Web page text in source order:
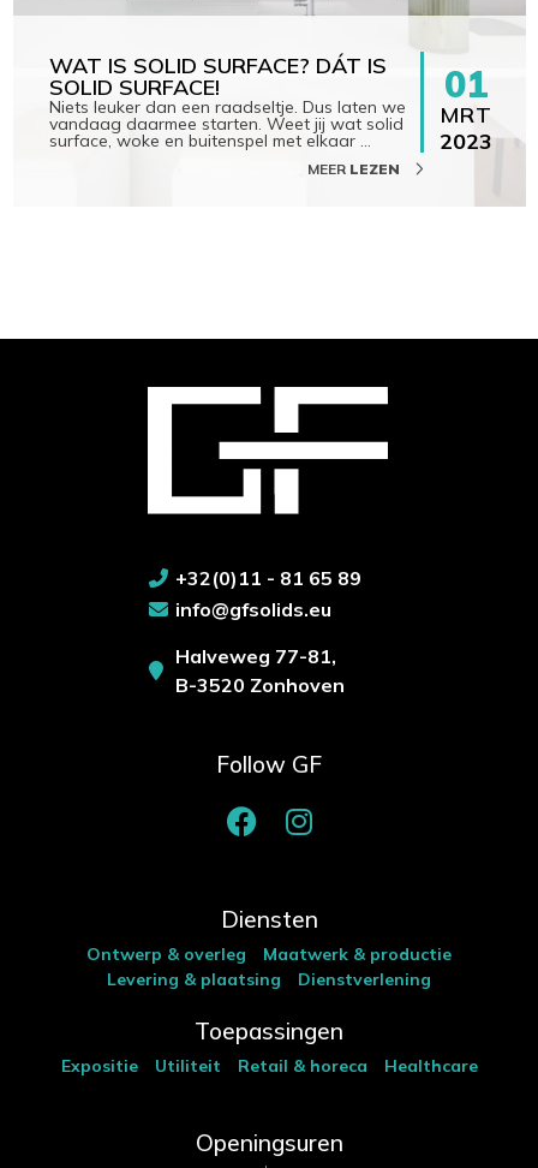
01
MRT
2023
WAT IS SOLID SURFACE? DÁT IS
SOLID SURFACE!
Niets leuker dan een raadseltje. Dus laten we
vandaag daarmee starten. Weet jij wat solid
surface, woke en buitenspel met elkaar …
MEER LEZEN
+32(0)11 - 81 65 89
info@gfsolids.eu
Halveweg 77-81,
B-3520 Zonhoven
Follow GF
Diensten
Ontwerp & overleg
Maatwerk & productie
Levering & plaatsing
Dienstverlening
Toepassingen
Expositie Utiliteit Retail & horeca Healthcare
Openingsuren